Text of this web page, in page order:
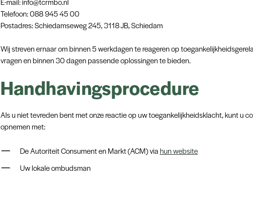
Telefoon: 088 945 45 00
Postadres: Schiedamseweg 245, 3118 JB, Schiedam
Wij streven ernaar om binnen 5 werkdagen te reageren op
vragen en binnen 30 dagen passende oplossingen te bieden.
Handhavingsprocedure
Als u niet tevreden bent met onze reactie op uw toegankelijkheidsklacht, kunt u
opnemen met:
De Autoriteit Consument en Markt (ACM) via hun website
Uw lokale ombudsman